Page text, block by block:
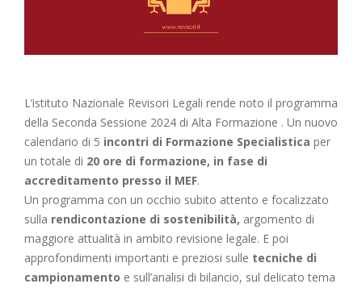
L’istituto Nazionale Revisori Legali rende noto il programma
della Seconda Sessione 2024 di Alta Formazione . Un nuovo
calendario di 5 incontri di Formazione Specialistica per
un totale di 20 ore di formazione, in fase di
accreditamento presso il MEF.
Un programma con un occhio subito attento e focalizzato
sulla rendicontazione di sostenibilità, argomento di
maggiore attualità in ambito revisione legale. E poi
approfondimenti importanti e preziosi sulle tecniche di
campionamento e sull’analisi di bilancio, sul delicato tema